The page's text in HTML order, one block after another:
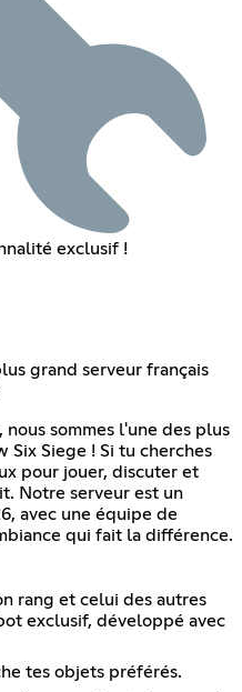
exclusif !
grand serveur français
sommes l'une des plus
Six Siege ! Si tu cherches
pour jouer, discuter et
Notre serveur est un
avec une équipe de
qui fait la différence.
rang et celui des autres
exclusif, développé avec
tes objets préférés.